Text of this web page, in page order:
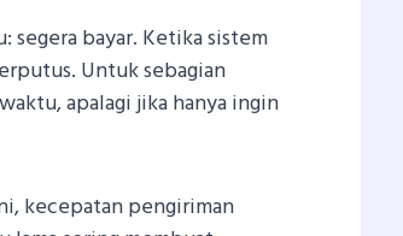
segera bayar. Ketika sistem
Untuk sebagian
apalagi jika hanya ingin
kecepatan pengiriman